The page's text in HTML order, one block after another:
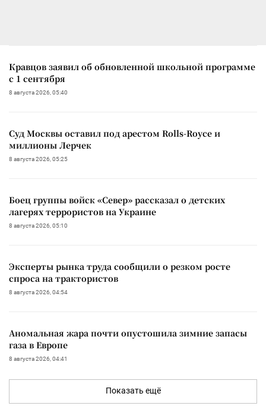
Кравцов заявил об обновленной школьной программе
с 1 сентября
8 августа 2026, 05:40
Суд Москвы оставил под арестом Rolls-Royce и
миллионы Лерчек
8 августа 2026, 05:25
Боец группы войск «Север» рассказал о детских
лагерях террористов на Украине
8 августа 2026, 05:10
Эксперты рынка труда сообщили о резком росте
спроса на трактористов
8 августа 2026, 04:54
Аномальная жара почти опустошила зимние запасы
газа в Европе
8 августа 2026, 04:41
Показать ещё